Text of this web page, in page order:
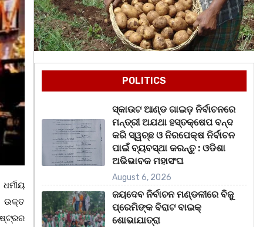
ଉକ୍ତ
POLITICS
ସ୍କାଉଟ ଆଣ୍ଡ ଗାଇଡ଼ ନିର୍ବାଚନରେ
ମନ୍ତ୍ରୀ ଅଯଥା ହସ୍ତକ୍ଷେପ ବନ୍ଦ
କରି ସ୍ୱଚ୍ଛ ଓ ନିରପେକ୍ଷ ନିର୍ବାଚନ
ପାଇଁ ବ୍ୟବସ୍ଥା କରନ୍ତୁ : ଓଡିଶା
ଅଭିଭାବକ ମହାସଂଘ
August 6, 2026
ଜୟଦେବ ନିର୍ବାଚନ ମଣ୍ଡଳୀରେ ବିଜୁ
ପ୍ରେମିଙ୍କ ବିରାଟ ବାଇକ୍
ଶୋଭାଯାତ୍ରା